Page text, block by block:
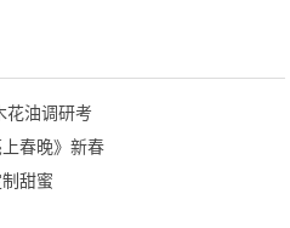
花油调研考
春晚》新春
甜蜜